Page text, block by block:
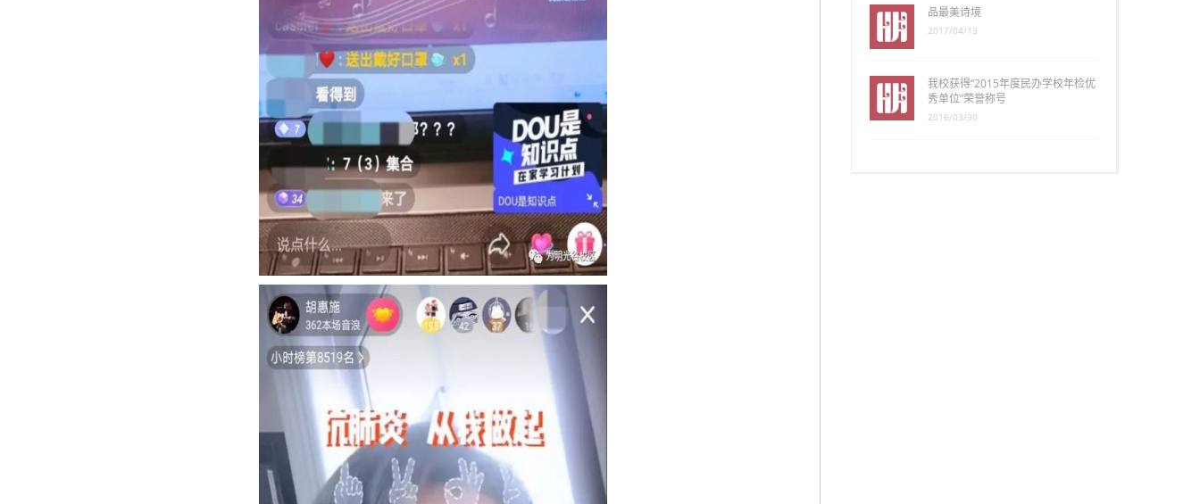
品最美诗境
2017/04/13
我校获得“2015年度民办学校年检优
秀单位”荣誉称号
2016/03/30